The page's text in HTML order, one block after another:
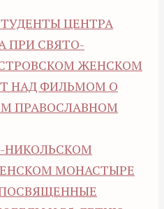
ЦЕНТРА
ПРИ СВЯТО-
ЖЕНСКОМ
НАД ФИЛЬМОМ О
ПРАВОСЛАВНОМ
НИКОЛЬСКОМ
МОНАСТЫРЕ